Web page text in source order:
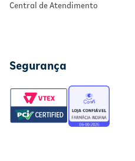
Central de Atendimento
Segurança